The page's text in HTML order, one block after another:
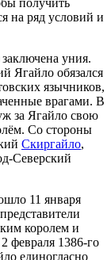
получить
на ряд условий и
уния.
Ягайло обязался
язычников,
врагами. В
за Ягайло свою
Со стороны
Скиргайло,
Северский
11 января
королем и
февраля 1386-го
единогласно